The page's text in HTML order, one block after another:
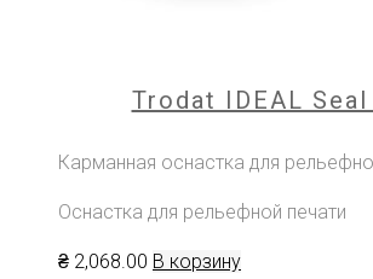
Trodat IDEAL Seal
Карманная оснастка для
Оснастка для рельефной печати
₴ 2,068 .00 В корзину